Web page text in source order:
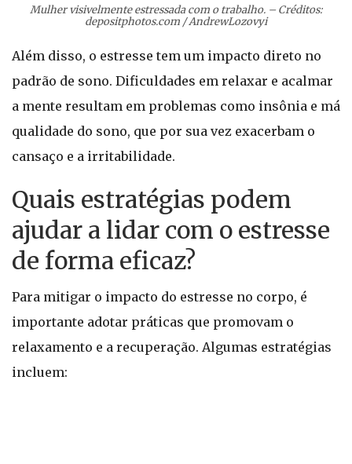
Mulher visivelmente estressada com o trabalho. – Créditos:
depositphotos.com / AndrewLozovyi
Além disso, o estresse tem um impacto direto no
padrão de sono. Dificuldades em relaxar e acalmar
a mente resultam em problemas como insônia e má
qualidade do sono, que por sua vez exacerbam o
cansaço e a irritabilidade.
Quais estratégias podem
ajudar a lidar com o estresse
de forma eficaz?
Para mitigar o impacto do estresse no corpo, é
importante adotar práticas que promovam o
relaxamento e a recuperação. Algumas estratégias
incluem: